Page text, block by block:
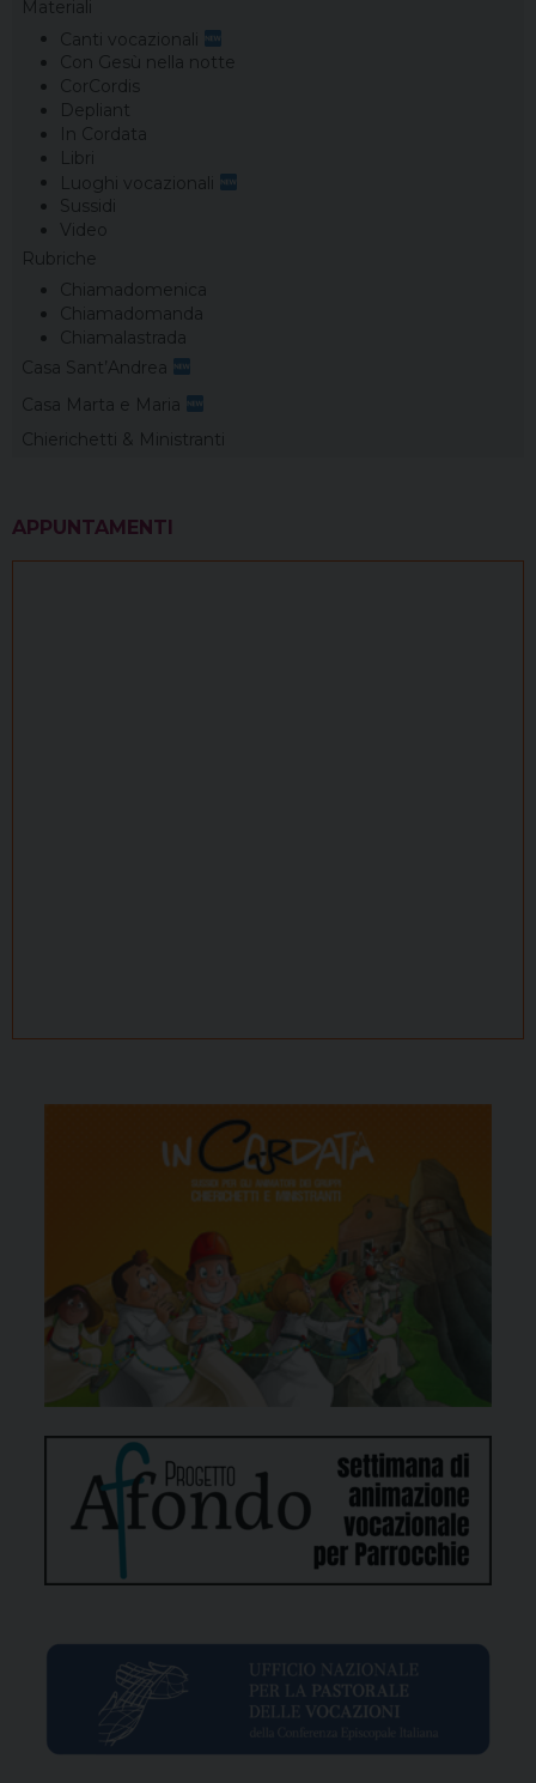
Materiali
Canti vocazionali
Con Gesù nella notte
CorCordis
Depliant
In Cordata
Libri
Luoghi vocazionali
Sussidi
Video
Rubriche
Chiamadomenica
Chiamadomanda
Chiamalastrada
Casa Sant’Andrea
Casa Marta e Maria
Chierichetti & Ministranti
APPUNTAMENTI